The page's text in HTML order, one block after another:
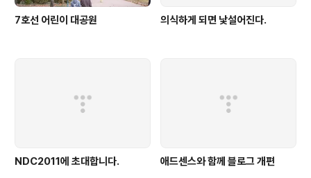
7호선 어린이 대공원 의식하게 되면 낯설어진다.
NDC2011에 초대합니다. 애드센스와 함께 블로그 개편